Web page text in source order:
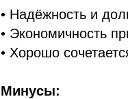
• Надёжность и
• Экономичность
• Хорошо
Минусы: